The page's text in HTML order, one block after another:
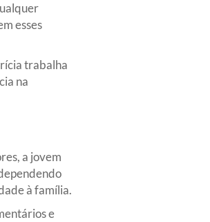
esses
trabalha
na
a jovem
à família.
e